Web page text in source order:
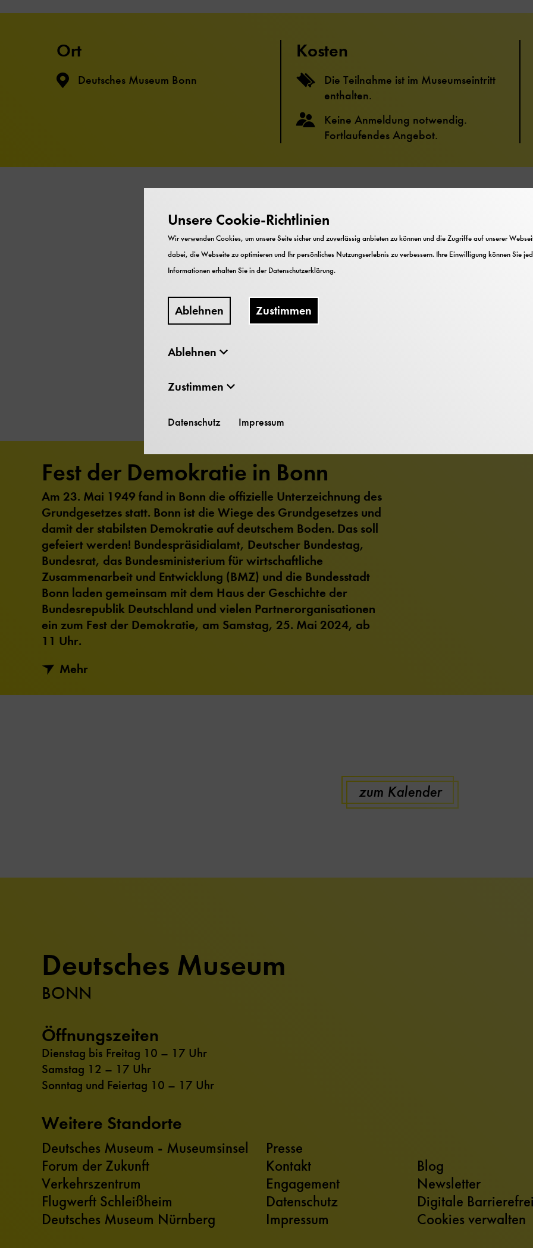
Ort
Deutsches Museum Bonn
Kosten
Die Teilnahme ist im Museumseintritt
enthalten.
Keine Anmeldung notwendig.
Fortlaufendes Angebot.
Eine »freiheitlich-demokratische Grundordnung« – was heißt das eigentlich?
bestimmen kann, was man tut, ist man frei. Freiheit gehört zu jeder
unsere Freiheit darf die Freiheit der anderen Menschen nicht einschränken.
Wie fühlt sich Freiheit? Kann man Freiräume messen? Sich gebunden und
frei sein können.
Fühlt Euch zumFest der Demokratie
Fest der Demokratie in Bonn
Am 23. Mai 1949 fand in Bonn die offizielle Unterzeichnung des
Grundgesetzes statt. Bonn ist die Wiege des Grundgesetzes und
damit der stabilsten Demokratie auf deutschem Boden. Das soll
gefeiert werden! Bundespräsidialamt, Deutscher Bundestag,
Bundesrat, das Bundesministerium für wirtschaftliche
Zusammenarbeit und Entwicklung (BMZ) und die Bundesstadt
Bonn laden gemeinsam mit dem Haus der Geschichte der
Bundesrepublik Deutschland und vielen Partnerorganisationen
ein zum Fest der Demokratie, am Samstag, 25. Mai 2024, ab
11 Uhr.
Mehr
zum Kalender
Deutsches Museum
BONN
Öffnungszeiten
Dienstag bis Freitag 10 – 17 Uhr
Samstag 12 – 17 Uhr
Sonntag und Feiertag 10 – 17 Uhr
Weitere Standorte
Deutsches Museum - Museumsinsel
Forum der Zukunft
Verkehrszentrum
Flugwerft Schleißheim
Deutsches Museum Nürnberg
Presse
Kontakt
Engagement
Datenschutz
Impressum
Blog
Newsletter
Digitale
Cookies verwalten
Unsere Cookie-Richtlinien
Wir verwenden Cookies, um unsere Seite sicher und zuverlässig anbieten zu können und die Zugriffe auf unserer
dabei, die Webseite zu optimieren und Ihr persönliches Nutzungserlebnis zu verbessern. Ihre Einwilligung können Sie
Informationen erhalten Sie in derDatenschutzerklärung.
Ablehnen Zustimmen
Ablehnen
Zustimmen
Datenschutz Impressum